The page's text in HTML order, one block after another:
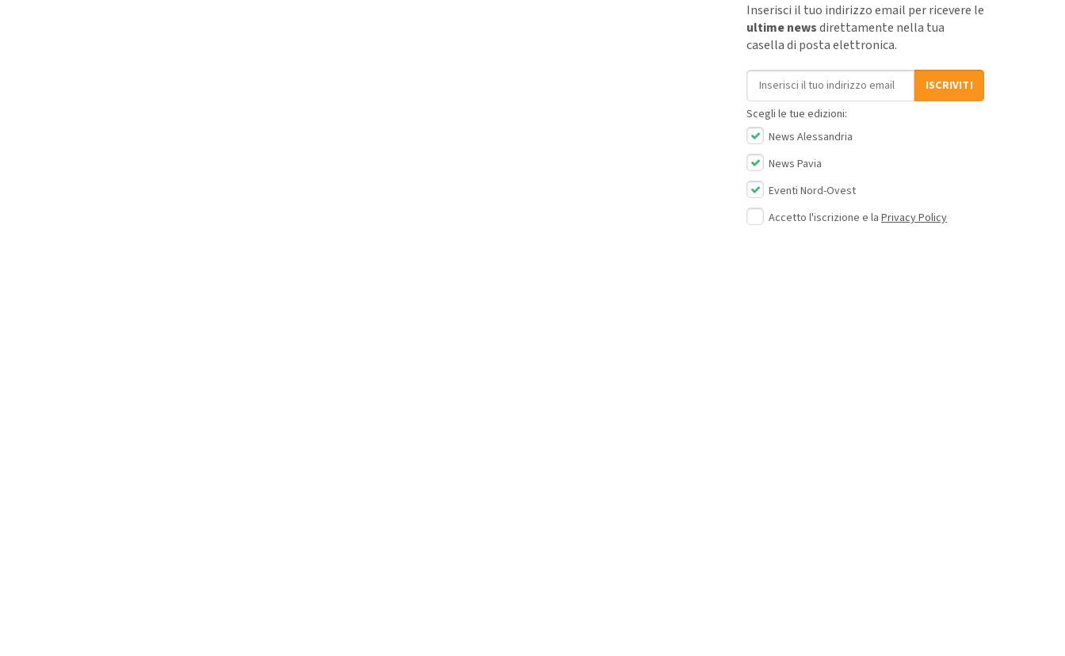
Inserisci il tuo indirizzo email per ricevere le
ultime newsdirettamente nella tua
casella di posta elettronica.
Indirizzo email
ISCRIVITI
Scegli le tue edizioni:
News Alessandria
News Pavia
Eventi Nord-Ovest
Accetto l'iscrizione e la Privacy Policy